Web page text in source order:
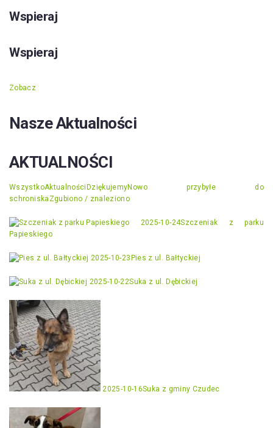
Wspieraj
Wspieraj
Zobacz
Nasze Aktualności
AKTUALNOŚCI
WszystkoAktualności DziękujemyNowo przybyłe do
schroniska Zgubiono / znaleziono
2025-10-24Szczeniak z parku
Papieskiego
2025-10-23 Pies z ul. Bałtyckiej
2025-10-22Suka z ul. Dębickiej
2025-10-16Suka z gminy Czudec